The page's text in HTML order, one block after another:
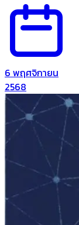
6 พฤศจิกายน
2568